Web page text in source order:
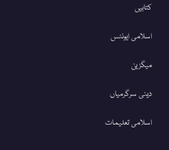
کتابیں
اسلامی ایونٹس
میگزین
دینی سرگرمیاں
اسلامی تعلیمات